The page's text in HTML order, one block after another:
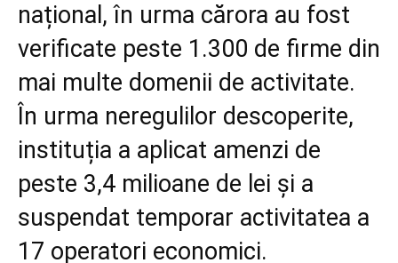
național, în urma cărora au fost
verificate peste 1.300 de firme din
mai multe domenii de activitate.
În urma neregulilor descoperite,
instituția a aplicat amenzi de
peste 3,4 milioane de lei și a
suspendat temporar activitatea a
17 operatori economici.